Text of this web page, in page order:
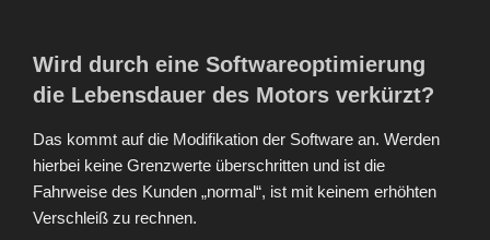
Wird durch eine Softwareoptimierung
die Lebensdauer des Motors verkürzt?
Das kommt auf die Modifikation der Software an. Werden
hierbei keine Grenzwerte überschritten und ist die
Fahrweise des Kunden „normal“, ist mit keinem erhöhten
Verschleiß zu rechnen.